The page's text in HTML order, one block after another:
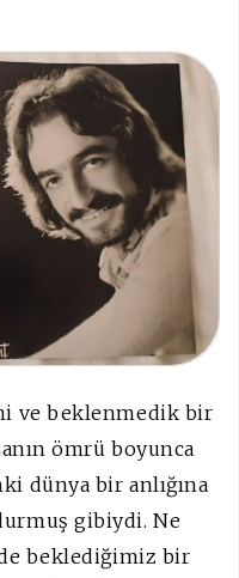
ve beklenmedik bir
ömrü boyunca
dünya bir anlığına
gibiydi. Ne
de beklediğimiz bir